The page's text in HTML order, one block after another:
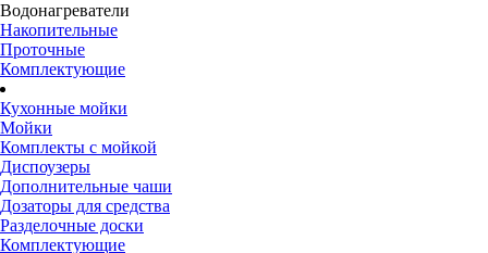
Водонагреватели
Накопительные
Проточные
Комплектующие
Кухонные мойки
Мойки
Комплекты с мойкой
Диспоузеры
Дополнительные чаши
Дозаторы для средства
Разделочные доски
Комплектующие